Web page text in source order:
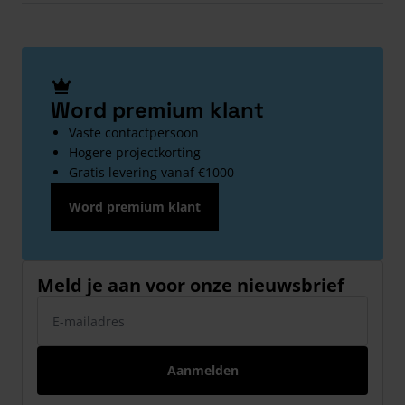
Word premium klant
Vaste contactpersoon
Hogere projectkorting
Gratis levering vanaf €1000
Word premium klant
Meld je aan voor onze nieuwsbrief
Aanmelden